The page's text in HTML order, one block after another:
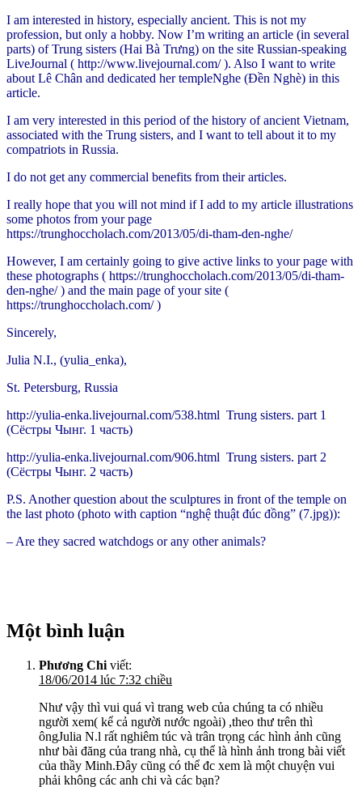
I am interested in history, especially ancient. This is not my
profession, but only a hobby. Now I’m writing an article (in several
parts) of Trung sisters (Hai Bà Trưng) on the site Russian-speaking
LiveJournal ( http://www.livejournal.com/ ). Also I want to write
about Lê Chân and dedicated her templeNghe (Đền Nghè) in this
article.
I am very interested in this period of the history of ancient Vietnam,
associated with the Trung sisters, and I want to tell about it to my
compatriots in Russia.
I do not get any commercial benefits from their articles.
I really hope that you will not mind if I add to my article illustrations
some photos from your page
https://trunghoccholach.com/2013/05/di-tham-den-nghe/
However, I am certainly going to give active links to your page with
these photographs ( https://trunghoccholach.com/2013/05/di-tham-
den-nghe/ ) and the main page of your site (
https://trunghoccholach.com/ )
Sincerely,
Julia N.I., (yulia_enka),
St. Petersburg, Russia
http://yulia-enka.livejournal.com/538.html Trung sisters. part 1
(Сёстры Чынг. 1 часть)
http://yulia-enka.livejournal.com/906.html Trung sisters. part 2
(Сёстры Чынг. 2 часть)
P.S. Another question about the sculptures in front of the temple on
the last photo (photo with caption “nghệ thuật đúc đồng” (7.jpg)):
– Are they sacred watchdogs or any other animals?
Một bình luận
Phương Chi viết:
18/06/2014 lúc 7:32 chiều
Như vậy thì vui quá vì trang web của chúng ta có nhiều
người xem( kể cả người nước ngoài) ,theo thư trên thì
ôngJulia N.l rất nghiêm túc và trân trọng các hình ảnh cũng
như bài đăng của trang nhà, cụ thể là hình ảnh trong bài viết
của thầy Minh.Đây cũng có thể đc xem là một chuyện vui
phải không các anh chi và các bạn?